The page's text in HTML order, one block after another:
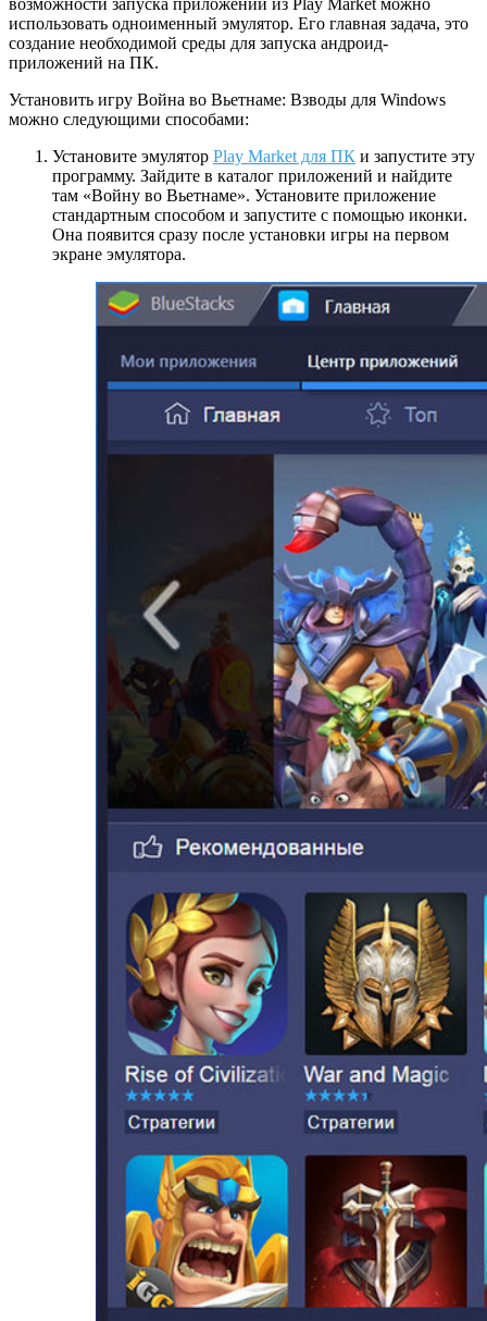
использовать одноименный эмулятор. Его главная задача, это
создание необходимой среды для запуска андроид-
приложений на ПК.
Установить игру Война во Вьетнаме: Взводы для Windows
можно следующими способами:
Установите эмулятор Play Market для ПК и запустите эту
программу. Зайдите в каталог приложений и найдите
там «Войну во Вьетнаме». Установите приложение
стандартным способом и запустите с помощью иконки.
Она появится сразу после установки игры на первом
экране эмулятора.